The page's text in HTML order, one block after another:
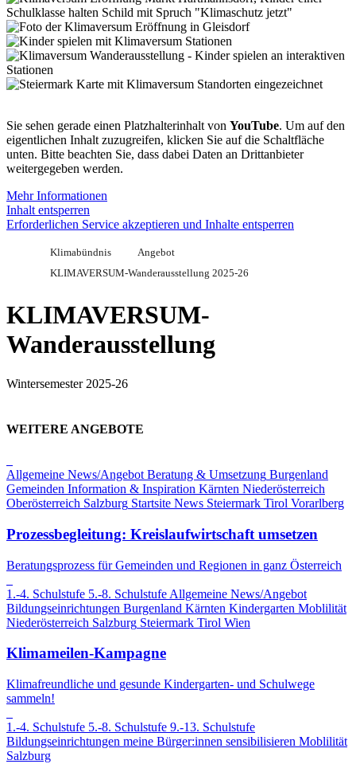
Sie sehen gerade einen Platzhalterinhalt von YouTube. Um auf den
eigentlichen Inhalt zuzugreifen, klicken Sie auf die Schaltfläche
unten. Bitte beachten Sie, dass dabei Daten an Drittanbieter
weitergegeben werden.
Mehr Informationen
Inhalt entsperren
Erforderlichen Service akzeptieren und Inhalte entsperren
Klimabündnis
Angebot
KLIMAVERSUM-Wanderausstellung 2025-26
KLIMAVERSUM-
Wanderausstellung
Wintersemester 2025-26
WEITERE ANGEBOTE
Allgemeine News/Angebot Beratung & Umsetzung Burgenland
Gemeinden Information & Inspiration Kärnten Niederösterreich
Oberösterreich Salzburg Startsite News Steiermark Tirol Vorarlberg
Prozessbegleitung: Kreislaufwirtschaft umsetzen
Beratungsprozess für Gemeinden und Regionen in ganz Österreich
1.-4. Schulstufe 5.-8. Schulstufe Allgemeine News/Angebot
Bildungseinrichtungen Burgenland Kärnten Kindergarten Moblilität
Niederösterreich Salzburg Steiermark Tirol Wien
Klimameilen-Kampagne
Klimafreundliche und gesunde Kindergarten- und Schulwege
sammeln!
1.-4. Schulstufe 5.-8. Schulstufe 9.-13. Schulstufe
Bildungseinrichtungen meine Bürger:innen sensibilisieren Moblilität
Salzburg